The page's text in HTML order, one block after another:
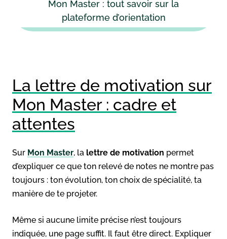
Mon Master : tout savoir sur la
plateforme d’orientation
La lettre de motivation sur
Mon Master : cadre et
attentes
Sur Mon Master, la lettre de motivation permet
d’expliquer ce que ton relevé de notes ne montre pas
toujours : ton évolution, ton choix de spécialité, ta
manière de te projeter.
Même si aucune limite précise n’est toujours
indiquée, une page suffit. Il faut être direct. Expliquer